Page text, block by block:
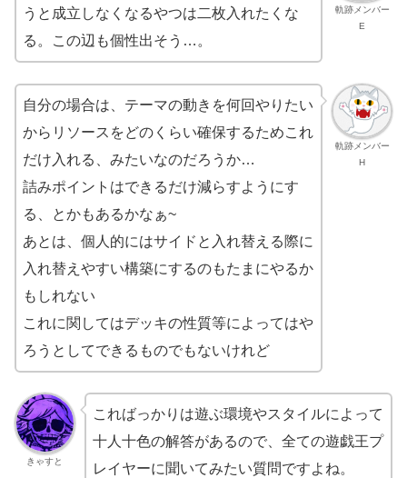
軌跡メンバー
E
うと成立しなくなるやつは二枚入れたくな
る。この辺も個性出そう…。
軌跡メンバー
H
自分の場合は、テーマの動きを何回やりたい
からリソースをどのくらい確保するためこれ
だけ入れる、みたいなのだろうか…
詰みポイントはできるだけ減らすようにす
る、とかもあるかなぁ~
あとは、個人的にはサイドと入れ替える際に
入れ替えやすい構築にするのもたまにやるか
もしれない
これに関してはデッキの性質等によってはや
ろうとしてできるものでもないけれど
きゃすと
こればっかりは遊ぶ環境やスタイルによって
十人十色の解答があるので、全ての遊戯王プ
レイヤーに聞いてみたい質問ですよね。